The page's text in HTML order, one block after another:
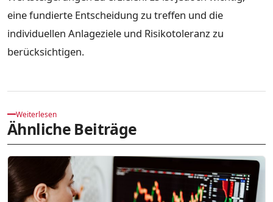
eine fundierte Entscheidung zu treffen und die
individuellen Anlageziele und Risikotoleranz zu
berücksichtigen.
Weiterlesen
Ähnliche Beiträge